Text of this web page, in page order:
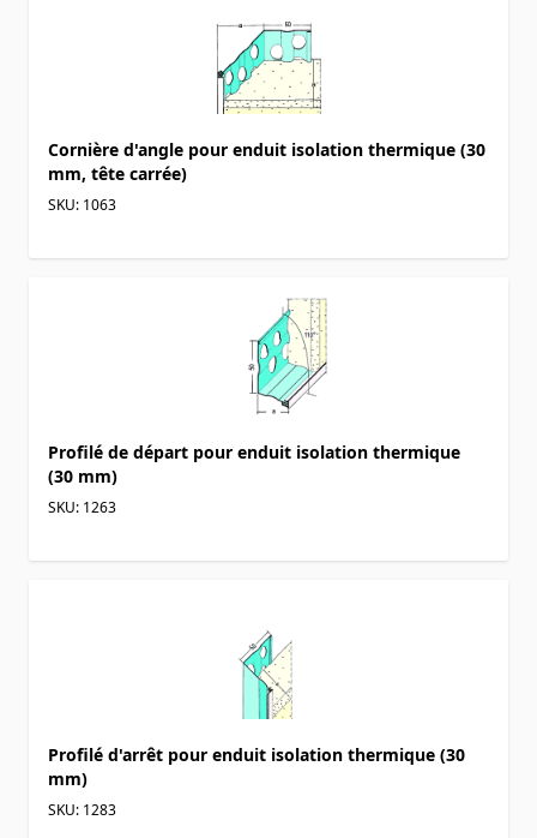
Cornière d'angle pour enduit isolation thermique (30
mm, tête carrée)
SKU: 1063
Profilé de départ pour enduit isolation thermique
(30 mm)
SKU: 1263
Profilé d'arrêt pour enduit isolation thermique (30
mm)
SKU: 1283